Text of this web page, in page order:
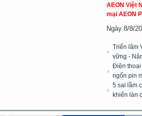
AEON Việt
mại AEON
Ngày 8/8/
Triển lãm
vững -
Điện thoại
ngốn pin
5 sai lầm
khiến làn